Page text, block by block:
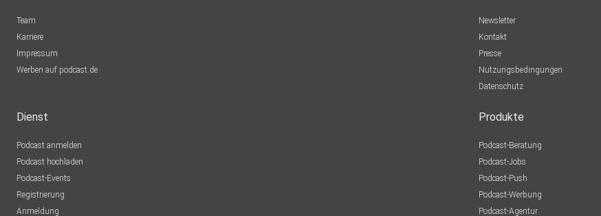
Team
Karriere
Impressum
Werben auf podcast.de
Newsletter
Kontakt
Presse
Nutzungsbedingungen
Datenschutz
Dienst
Podcast anmelden
Podcast hochladen
Podcast-Events
Registrierung
Anmeldung
Produkte
Podcast-Beratung
Podcast-Jobs
Podcast-Push
Podcast-Werbung
Podcast-Agentur